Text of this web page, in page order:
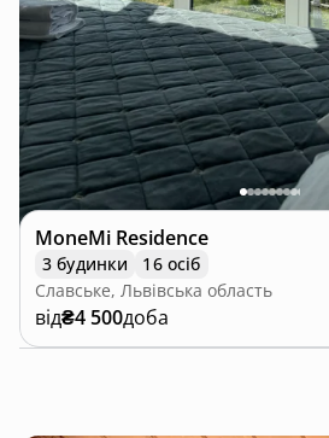
MoneMi Residence
3 будинки
16 осіб
Славське, Львівська область
від₴4 500доба